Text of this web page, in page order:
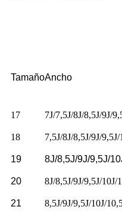
TamañoAncho
17 7J/7,5J/8J/8,5J/9J/
18 7,5J/8J/8,5J/9J/
19 8J/8,5J/9J/9,5J/
20 8J/8,5J/9J/9,5J/10J/
21 8,5J/9J/9,5J/10J/